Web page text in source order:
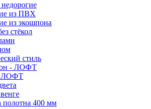
из ПВХ
из экошпона
стёкол
стиль
- ЛОФТ
ЛОФТ
400 мм